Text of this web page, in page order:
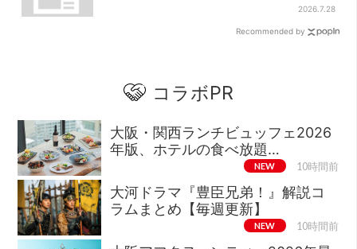
2026.7.28
Recommended by
コラボPR
大阪・関西ランチビュッフェ2026
年版、ホテルの食べ放題…
NEW 10時間前
大河ドラマ『豊臣兄弟！』解説コ
ラムまとめ【毎週更新】
NEW 10時間前